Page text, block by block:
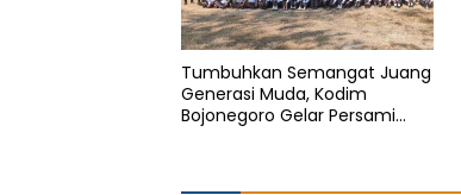
Tumbuhkan Semangat Juang
Generasi Muda, Kodim
Bojonegoro Gelar Persami